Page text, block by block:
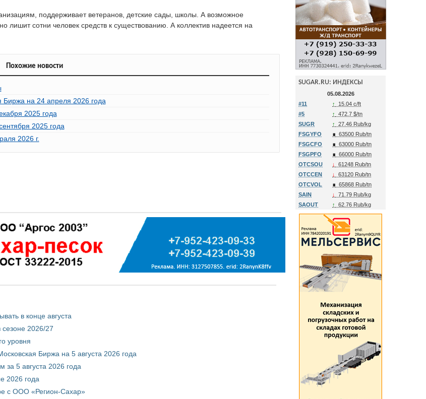
поддерживает ветеранов, детские сады, школы. А возможное
лишит сотни человек средств к существованию. А коллектив надеется на
Похожие новости
на 24 апреля 2026 года
2025 года
2025 года
2026 г.
в конце августа
2026/27
уровня
Биржа на 5 августа 2026 года
за 5 августа 2026 года
2026 года
с ООО «Регион-Сахар»
SUGAR.RU: ИНДЕКСЫ
05.08.2026
#11
↑
15.04 c/ft
#5
↑
472.7 $/tn
SUGR
↑
27.46 Rub/kg
FSGYFO
∎ 63500 Rub/tn
FSGCFO
∎ 63000 Rub/tn
FSGPFO
∎ 66000 Rub/tn
OTCSOU
↓
61248 Rub/tn
OTCCEN
↓
63120 Rub/tn
OTCVOL
∎ 65868 Rub/tn
SAIN
↓
71.79 Rub/kg
SAOUT
↑ 62.76 Rub/kg